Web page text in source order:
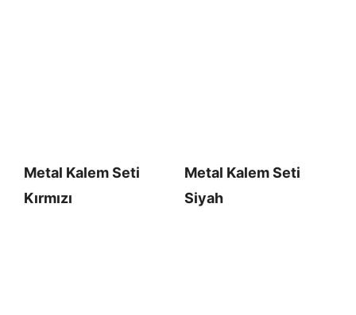
Metal Kalem Seti
Kırmızı
Metal Kalem Seti
Siyah